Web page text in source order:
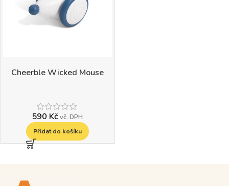
Cheerble Wicked Mouse
590 Kč vč. DPH
Přidat do košíku